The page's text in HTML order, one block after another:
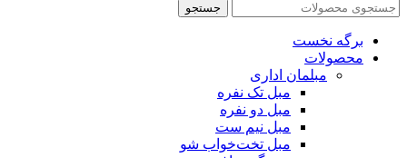
جستجو
برگه نخست
محصولات
مبلمان اداری
مبل تک نفره
مبل دو نفره
مبل نیم ست
مبل تخت‌خواب شو